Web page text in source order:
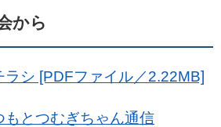
から
ラシ [PDFファイル／2.22MB]
もとつむぎちゃん通信